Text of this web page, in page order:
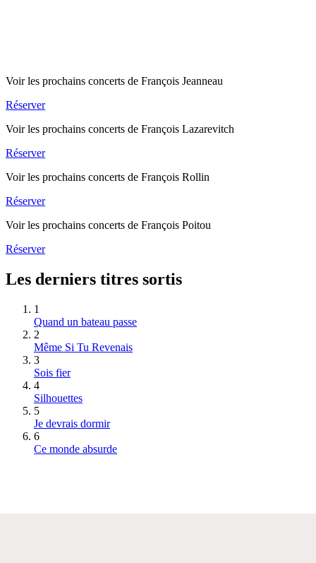
Voir les prochains concerts de François Jeanneau
Réserver
Voir les prochains concerts de François Lazarevitch
Réserver
Voir les prochains concerts de François Rollin
Réserver
Voir les prochains concerts de François Poitou
Réserver
Les derniers titres sortis
1
Quand un bateau passe
2
Même Si Tu Revenais
3
Sois fier
4
Silhouettes
5
Je devrais dormir
6
Ce monde absurde